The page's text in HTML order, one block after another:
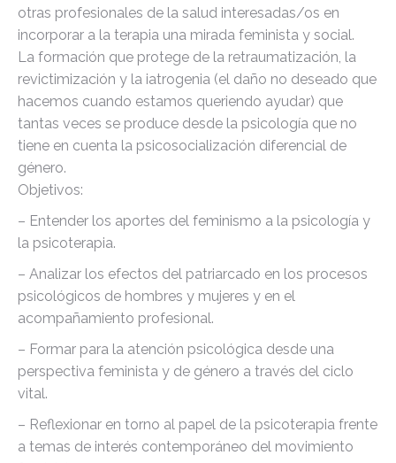
otras profesionales de la salud interesadas/os en
incorporar a la terapia una mirada feminista y social.
La formación que protege de la retraumatización, la
revictimización y la iatrogenia (el daño no deseado que
hacemos cuando estamos queriendo ayudar) que
tantas veces se produce desde la psicología que no
tiene en cuenta la psicosocialización diferencial de
género.
Objetivos:
– Entender los aportes del feminismo a la psicología y
la psicoterapia.
– Analizar los efectos del patriarcado en los procesos
psicológicos de hombres y mujeres y en el
acompañamiento profesional.
– Formar para la atención psicológica desde una
perspectiva feminista y de género a través del ciclo
vital.
– Reflexionar en torno al papel de la psicoterapia frente
a temas de interés contemporáneo del movimiento